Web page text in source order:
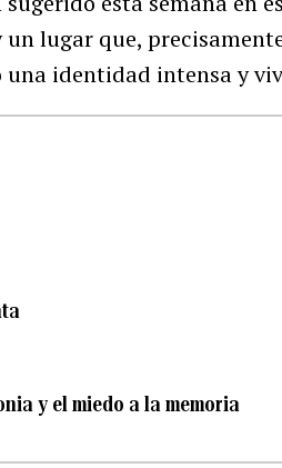
un lugar que,
identidad intensa y
y el miedo a la memoria